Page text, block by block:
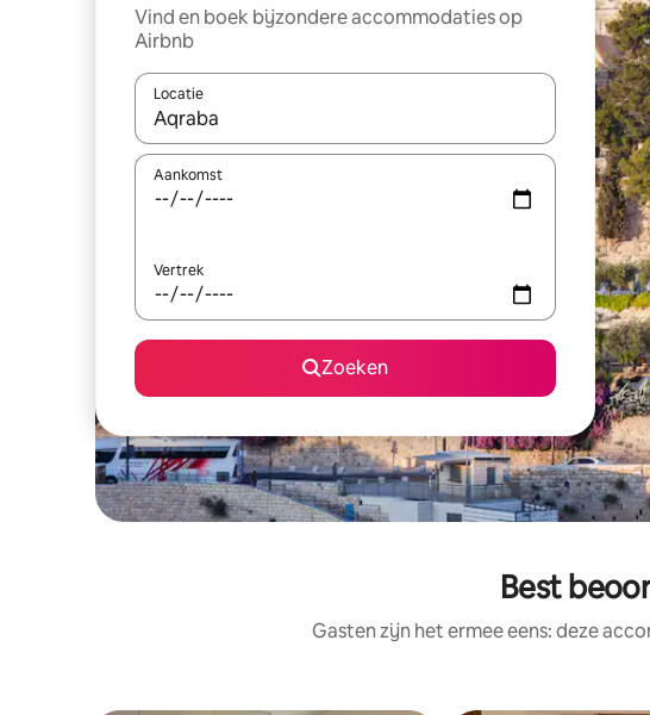
Vind en boek bijzondere accommodaties op
Airbnb
Locatie
Wanneer er suggesties beschikbaar zijn, maak je een keuze
Aankomst
Vertrek
Zoeken
Best
Gasten zijn het ermee eens: deze